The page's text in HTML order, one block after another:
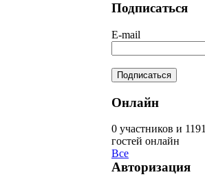
Подписаться
E-mail
Онлайн
0 участников и 1191
гостей онлайн
Все
Авторизация